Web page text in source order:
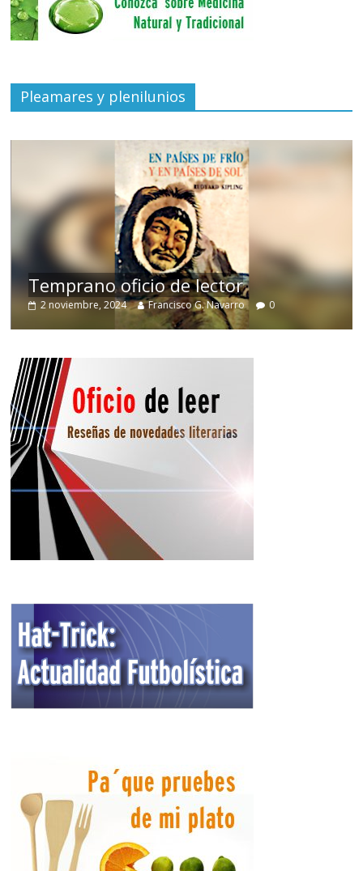
Pleamares y plenilunios
Temprano oficio de lector
2 noviembre, 2024 Francisco G. Navarro 0